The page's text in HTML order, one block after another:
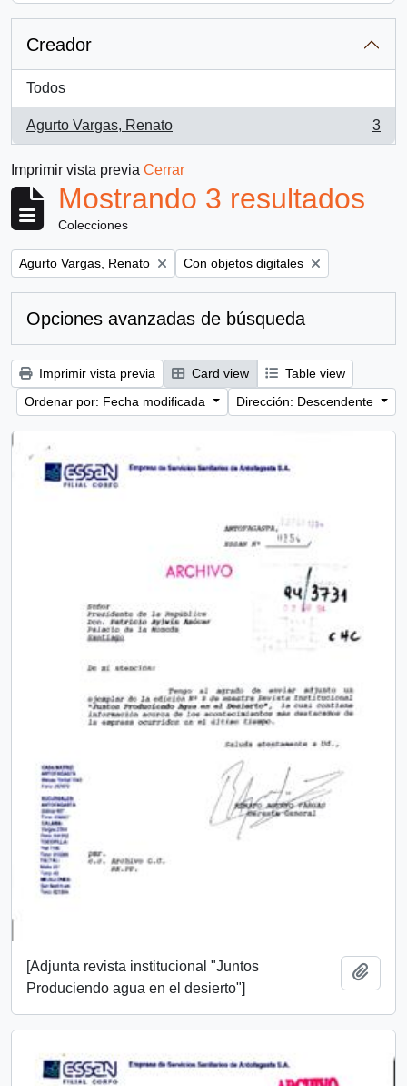
Creador
Todos
Agurto Vargas, Renato
, 3 resultados
3
Imprimir vista previa Cerrar
Mostrando 3 resultados
Colecciones
Remove filter:
Agurto Vargas, Renato Remove filter:
Con objetos digitales
Opciones avanzadas de búsqueda
Imprimir vista previa Card view
Table view
Ordenar por: Fecha modificada
Dirección: Descendente
[Adjunta revista institucional "Juntos
Produciendo agua en el desierto"]